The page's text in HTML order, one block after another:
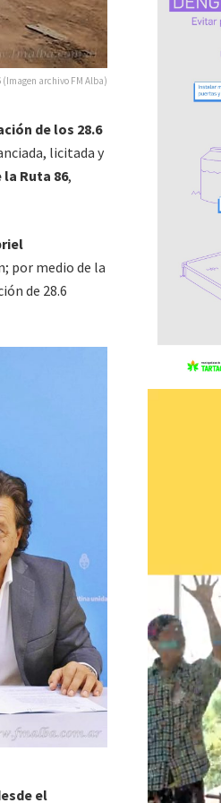
(Imagen archivo FM Alba)
de los 28.6
licitada y
Ruta 86,
por medio de la
de 28.6
el